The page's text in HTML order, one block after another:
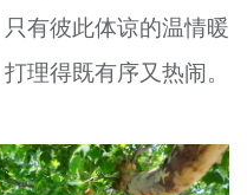
有彼此体谅的温情暖
理得既有序又热闹。